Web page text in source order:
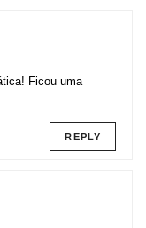
Ficou uma
REPLY